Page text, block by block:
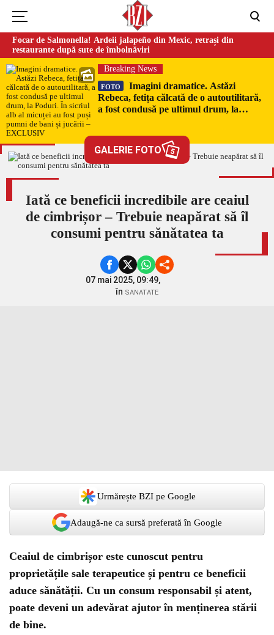
Focar de Salmonella! Ardeii jalapeño din Mexic, retrași din
restaurante după sute de îmbolnăviri
Breaking News
FOTO
Imagini dramatice. Astăzi
Rebeca, fetița călcată de o autoutilitară,
a fost condusă pe ultimul drum, la
EXCLUSIV
GALERIE FOTO 5
Iată ce beneficii incredibile are ceaiul
de cimbrișor – Trebuie neapărat să îl
consumi pentru sănătatea ta
07 mai 2025, 09:49,
în SANATATE
Urmărește BZI pe Google
Adaugă-ne ca sursă preferată în Google
Ceaiul de cimbrișor este cunoscut pentru
proprietățile sale terapeutice și pentru ce beneficii
aduce sănătății. Cu un consum responsabil și atent,
poate deveni un adevărat ajutor în menținerea stării
de bine.